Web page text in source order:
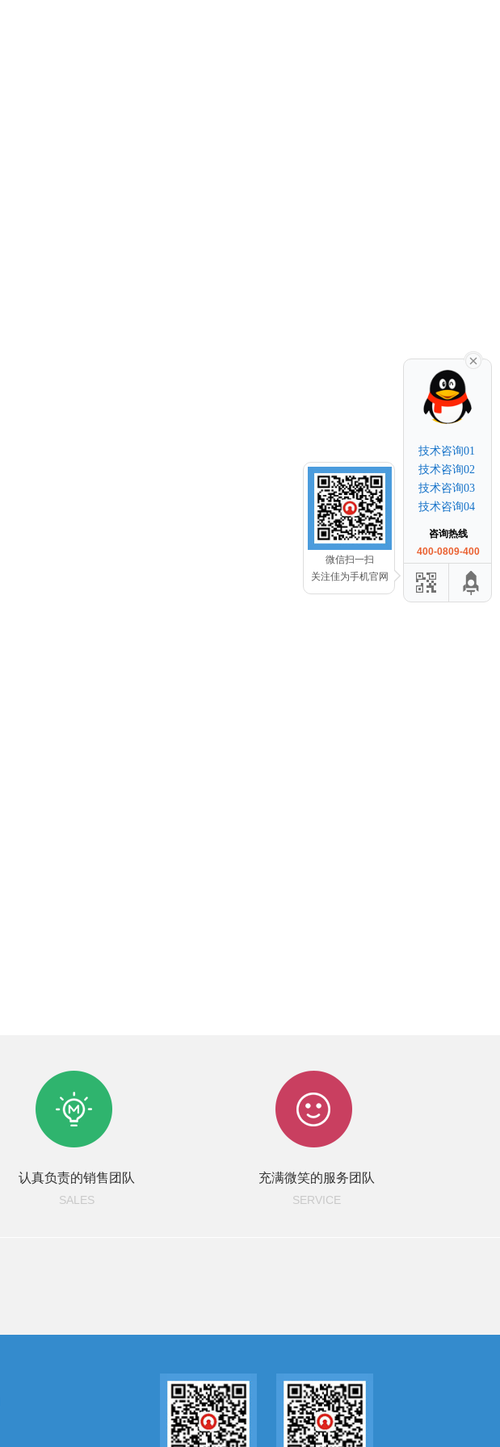
认真负责的销售团队
SALES
充满微笑的服务团队
SERVICE
技术咨询01
技术咨询02
技术咨询03
技术咨询04
咨询热线
400-0809-400
微信扫一扫
关注佳为手机官网